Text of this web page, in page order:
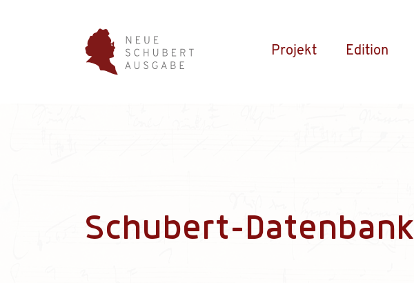
Projekt Edition
Schubert-Datenbank